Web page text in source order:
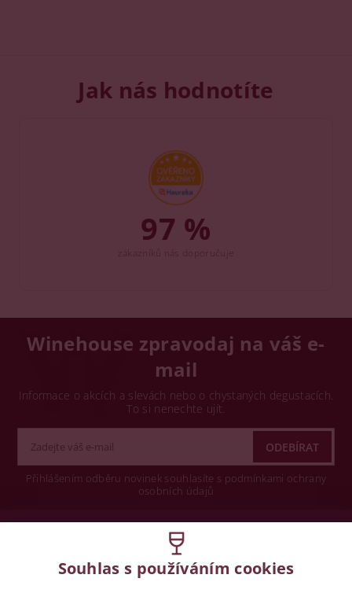
Jak nás hodnotíte
97 %
Winehouse zpravodaj na váš e-
mail
Informace o akcích a slevách nebo o chystaných degustacích.
To si nenechte ujít.
Přihlášením odběru novinek souhlasíte s podmínkami ochrany
osobních údajů
LegislativaSouhlas s používáním cookies